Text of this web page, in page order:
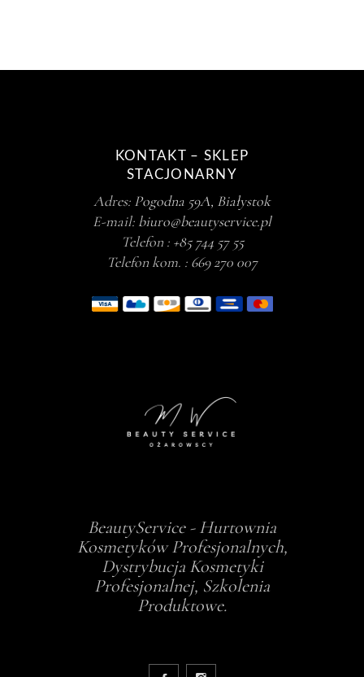
KONTAKT – SKLEP
STACJONARNY
Adres: Pogodna 59A, Białystok
E-mail: biuro@beautyservice.pl
Telefon : +85 744 57 55
Telefon kom. : 669 270 007
BeautyService - Hurtownia
Kosmetyków Profesjonalnych,
Dystrybucja Kosmetyki
Profesjonalnej, Szkolenia
Produktowe.